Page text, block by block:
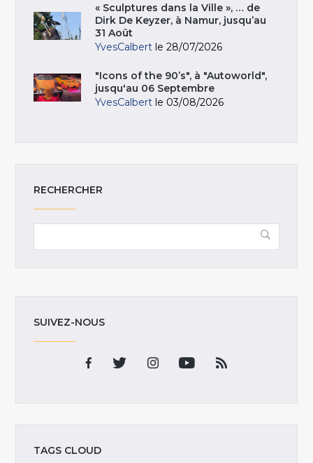
« Sculptures dans la Ville », … de
Dirk De Keyzer, à Namur, jusqu’au
31 Août
YvesCalbert le 28/07/2026
"Icons of the 90’s", à "Autoworld",
jusqu'au 06 Septembre
YvesCalbert le 03/08/2026
RECHERCHER
SUIVEZ-NOUS
TAGS CLOUD